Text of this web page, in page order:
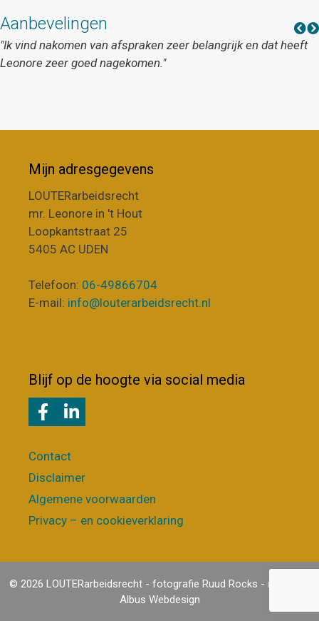
Aanbevelingen
"Ik vind nakomen van afspraken zeer belangrijk en dat heeft
Leonore zeer goed nagekomen."
Mijn adresgegevens
LOUTERarbeidsrecht
mr. Leonore in 't Hout
Loopkantstraat 25
5405 AC UDEN
Telefoon: 06-49866704
E-mail: info@louterarbeidsrecht.nl
Blijf op de hoogte via social media
Contact
Disclaimer
Algemene voorwaarden
Privacy – en cookieverklaring
© 2026 LOUTERarbeidsrecht - fotografie Ruud Rocks - realisatie
Albus Webdesign